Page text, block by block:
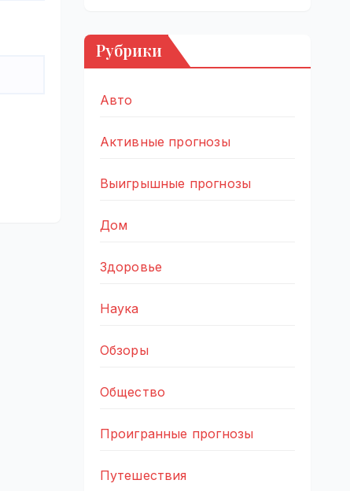
Рубрики
Авто
Активные прогнозы
Выигрышные прогнозы
Дом
Здоровье
Наука
Обзоры
Общество
Проигранные прогнозы
Путешествия